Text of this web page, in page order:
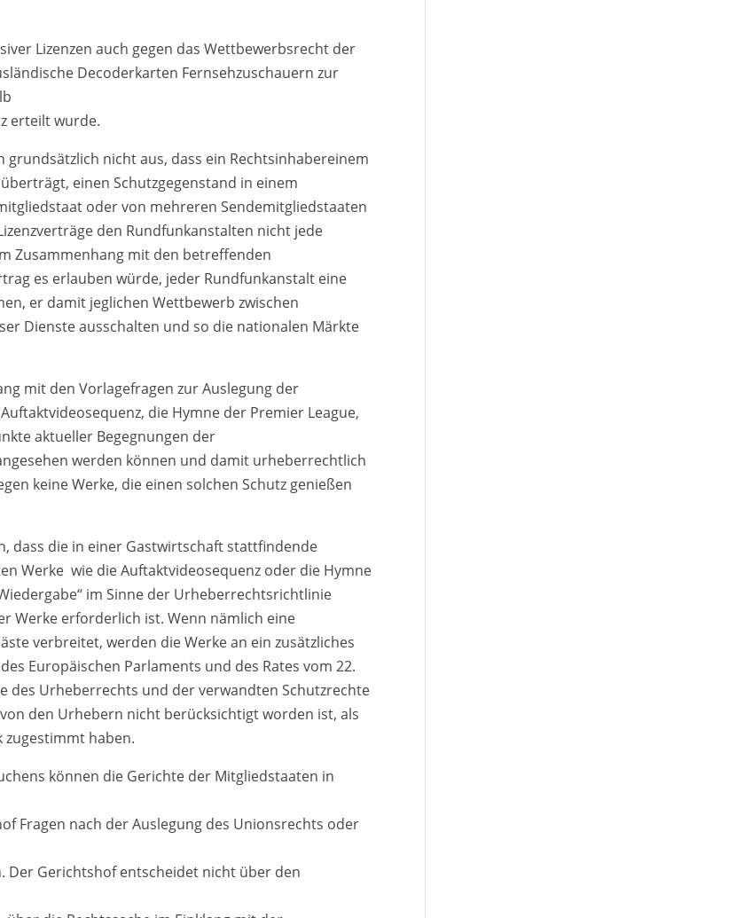
Lizenzen auch gegen das Wettbewerbsrecht der
Decoderkarten Fernsehzuschauern zur
erteilt wurde.
nicht aus, dass ein Rechtsinhabereinem
einen Schutzgegenstand in einem
oder von mehreren Sendemitgliedstaaten
den Rundfunkanstalten nicht jede
Zusammenhang mit den betreffenden
es erlauben würde, jeder Rundfunkanstalt eine
er damit jeglichen Wettbewerb zwischen
Dienste ausschalten und so die nationalen Märkte
mit den Vorlagefragen zur Auslegung der
die Hymne der Premier League,
aktueller Begegnungen der
werden können und damit urheberrechtlich
keine Werke, die einen solchen Schutz genießen
dass die in einer Gastwirtschaft stattfindende
Werke ­ wie die Auftaktvideosequenz oder die Hymne
im Sinne der Urheberrechtsrichtlinie
Werke erforderlich ist. Wenn nämlich eine
verbreitet, werden die Werke an ein zusätzliches
Europäischen Parlaments und des Rates vom 22.
des Urheberrechts und der verwandten Schutzrechte
den Urhebern nicht berücksichtigt worden ist, als
zugestimmt haben.
können die Gerichte der Mitgliedstaaten in
Fragen nach der Auslegung des Unionsrechts oder
Der Gerichtshof entscheidet nicht über den